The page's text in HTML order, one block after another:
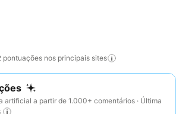
pontuações nos principais sites
artificial a partir de 1.000+ comentários · Última